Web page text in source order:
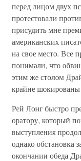
перед лицом двух
протестовали
присудить мне
американских
на свое место. Все
понимали, что
этим же столом
крайне
Рей Лонг быстро
оратору, который
выступления
однако обстановка
окончании обеда